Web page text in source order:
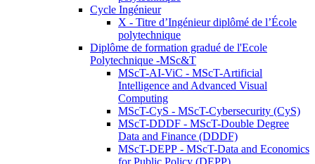
Cycle Ingénieur
X - Titre d’Ingénieur diplômé de l’École
polytechnique
Diplôme de formation gradué de l'Ecole
Polytechnique -MSc&T
MScT-AI-ViC - MScT-Artificial
Intelligence and Advanced Visual
Computing
MScT-CyS - MScT-Cybersecurity (CyS)
MScT-DDDF - MScT-Double Degree
Data and Finance (DDDF)
MScT-DEPP - MScT-Data and Economics
for Public Policy (DEPP)